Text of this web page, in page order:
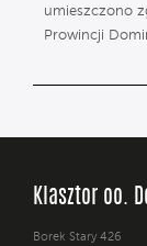
umieszczono
Prowincji
Klasztor oo.
Borek Stary 426